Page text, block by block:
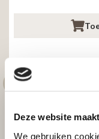
Deze website
We gebruiken